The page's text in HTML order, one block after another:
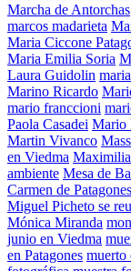
Marcha de Antorchas
marcos madarieta
Maria Ciccone
Maria Emilia Soria
Laura Guidolin
Marino Ricardo
mario franccioni
Paola Casadei Mario
Martin Vivanco
en Viedma
ambiente Mesa de
Carmen de Patagones
Miguel Picheto se
Mónica Miranda
junio en Viedma
en Patagones muerto